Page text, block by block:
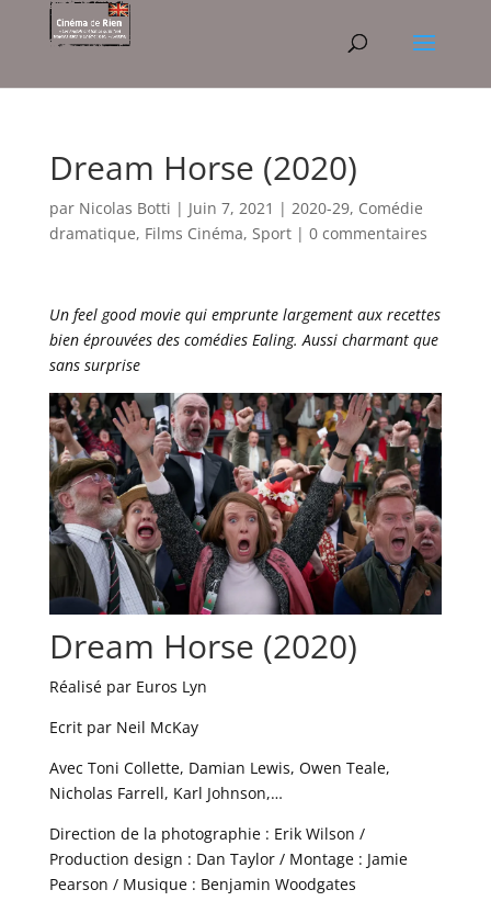
Dream Horse (2020)
par Nicolas Botti | Juin 7, 2021 | 2020-29, Comédie
dramatique, Films Cinéma, Sport| 0 commentaires
Un feel good movie qui emprunte largement aux recettes
bien éprouvées des comédies Ealing. Aussi charmant que
sans surprise
Dream Horse (2020)
Réalisé par Euros Lyn
Ecrit par Neil McKay
Avec Toni Collette, Damian Lewis, Owen Teale,
Nicholas Farrell, Karl Johnson,…
Direction de la photographie : Erik Wilson /
Production design : Dan Taylor / Montage : Jamie
Pearson / Musique : Benjamin Woodgates